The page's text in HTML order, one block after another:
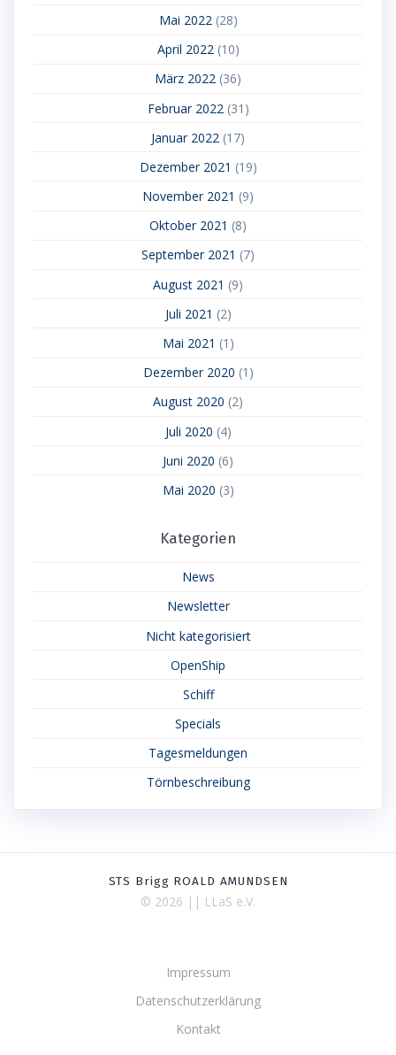
Mai 2022(28)
April 2022(10)
März 2022 (36)
Februar 2022 (31)
Januar 2022 (17)
Dezember 2021 (19)
November 2021 (9)
Oktober 2021 (8)
September 2021 (7)
August 2021 (9)
Juli 2021 (2)
Mai 2021 (1)
Dezember 2020 (1)
August 2020 (2)
Juli 2020 (4)
Juni 2020 (6)
Mai 2020 (3)
Kategorien
News
Newsletter
Nicht kategorisiert
OpenShip
Schiff
Specials
Tagesmeldungen
Törnbeschreibung
STS Brigg ROALD AMUNDSEN
© 2026 || LLaS e.V.
Impressum
Datenschutzerklärung
Kontakt